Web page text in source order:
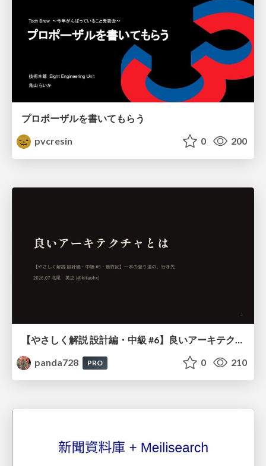
プロポーザルを書いてもらう
pvcresin
0 200
【やさしく解説 設計編・中級 #6】良いアーキテクチャとは ～ 一本の登り道の、行き先 ～
panda728
PRO 0 210